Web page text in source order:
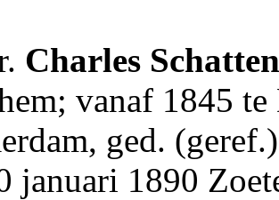
Charles
vanaf 1845
ged.
januari 1890